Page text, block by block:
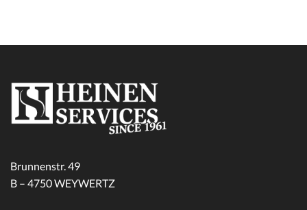
Brunnenstr. 49
B – 4750 WEYWERTZ